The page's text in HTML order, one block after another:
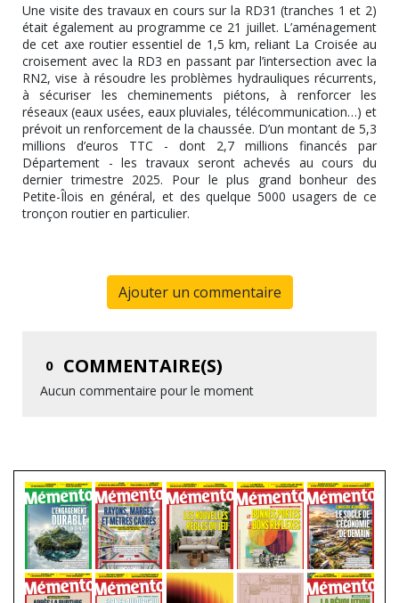
Une visite des travaux en cours sur la RD31 (tranches 1 et 2)
était également au programme ce 21 juillet. L’aménagement
de cet axe routier essentiel de 1,5 km, reliant La Croisée au
croisement avec la RD3 en passant par l’intersection avec la
RN2, vise à résoudre les problèmes hydrauliques récurrents,
à sécuriser les cheminements piétons, à renforcer les
réseaux (eaux usées, eaux pluviales, télécommunication…) et
prévoit un renforcement de la chaussée. D’un montant de 5,3
millions d’euros TTC - dont 2,7 millions financés par
Département - les travaux seront achevés au cours du
dernier trimestre 2025. Pour le plus grand bonheur des
Petite-Îlois en général, et des quelque 5000 usagers de ce
tronçon routier en particulier.
Ajouter un commentaire
0 COMMENTAIRE(S)
Aucun commentaire pour le moment